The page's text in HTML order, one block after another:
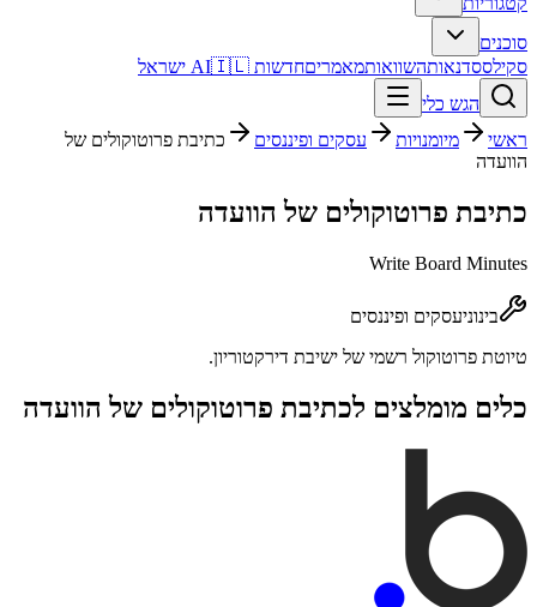
סוכנים
סקילססדנאותהשוואותמאמריםחדשות AI 🇮🇱 ישראל
הגש כלי
ראשי
מיומנויות עסקים ופיננסים
כתיבת פרוטוקולים של
הוועדה
כתיבת פרוטוקולים של הוועדה
Write Board Minutes
בינוניעסקים ופיננסים
טיוטת פרוטוקול רשמי של ישיבת דירקטוריון.
כלים מומלצים לכתיבת פרוטוקולים של הוועדה